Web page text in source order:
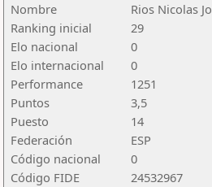
Nombre
Rios Nicolas
Ranking inicial
29
Elo nacional
0
Elo internacional
0
Performance
1251
Puntos
3,5
Puesto
14
Federación
ESP
Código nacional
0
Código FIDE
24532967